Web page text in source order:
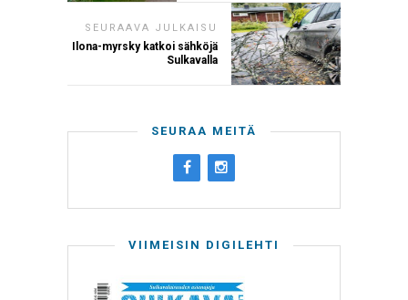
SEURAAVA JULKAISU
Ilona-myrsky katkoi sähköjä
Sulkavalla
SEURAA MEITÄ
VIIMEISIN DIGILEHTI